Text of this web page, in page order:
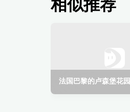
相似推荐
法国巴黎的卢森堡花园